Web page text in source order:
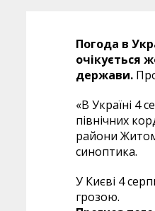
Погода в
очікується
держави.
«В Україні 4
північних
райони
синоптика.
У Києві 4
грозою.